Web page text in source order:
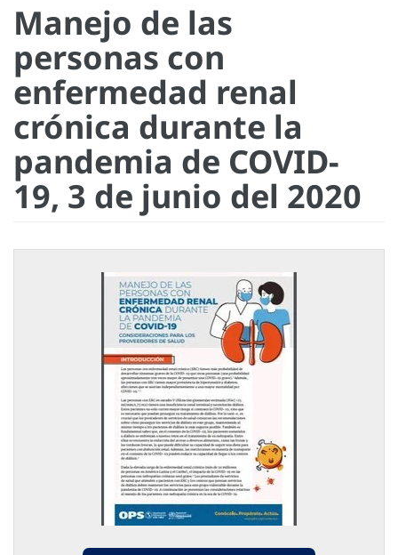
Manejo de las
personas con
enfermedad renal
crónica durante la
pandemia de COVID-
19, 3 de junio del 2020